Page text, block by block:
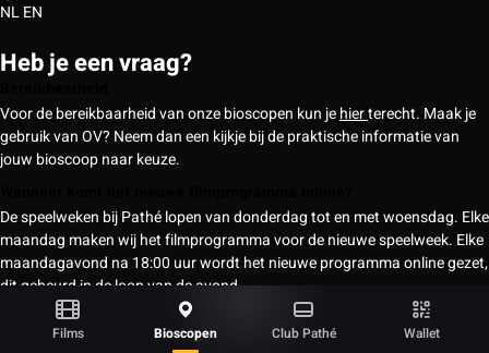
Films Bioscopen Club Pathé Wallet
NLEN
Heb je een vraag?
Voor de bereikbaarheid van onze bioscopen kun jehierterecht. Maak je
gebruik van OV? Neem dan een kijkje bij de praktische informatie van
jouw bioscoop naar keuze.
De speelweken bij Pathé lopen van donderdag tot en met woensdag. Elke
maandag maken wij het filmprogramma voor de nieuwe speelweek. Elke
maandagavond na 18:00 uur wordt het nieuwe programma online gezet,
dit gebeurd in de loop van de avond.
Enkele voorstellingen worden eerder al online gezet. Dit zijn hoofdzakelijk
IMAX, 4DX, Dolby Cinema, Dolby Atmos en ScreenX voorstellingen. Na